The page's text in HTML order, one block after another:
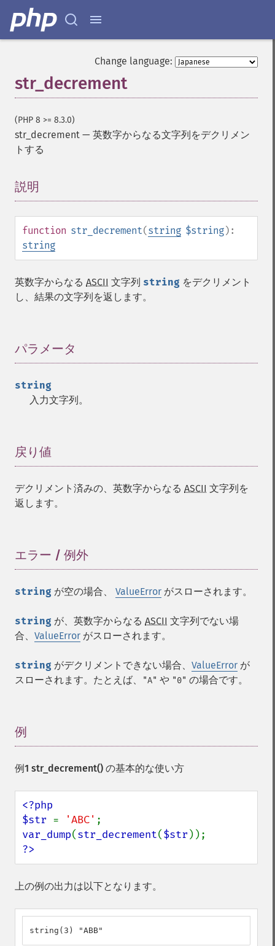
Change language:
str_decrement
(PHP 8 >= 8.3.0)
str_decrement — 英数字からなる文字列をデクリメン
トする
説明
function str_decrement(string $string):
string
英数字からなる ASCII 文字列 string をデクリメント
し、結果の文字列を返します。
パラメータ
string
入力文字列。
戻り値
デクリメント済みの、英数字からなる ASCII 文字列を
返します。
エラー / 例外
string が空の場合、 ValueError がスローされます。
string が、英数字からなる ASCII 文字列でない場
合、 ValueError がスローされます。
string がデクリメントできない場合、 ValueError が
スローされます。たとえば、
"A" や "0" の場合です。
例
例1 str_decrement() の基本的な使い方
<?php
$str = 'ABC'
var_dump(str_decrement($str
?>
上の例の出力は以下となります。
string(3) "ABB"